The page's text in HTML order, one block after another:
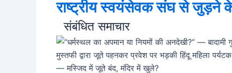
राष्ट्रीय स्वयंसेवक संघ से जुड़ने
संबंधित समाचार